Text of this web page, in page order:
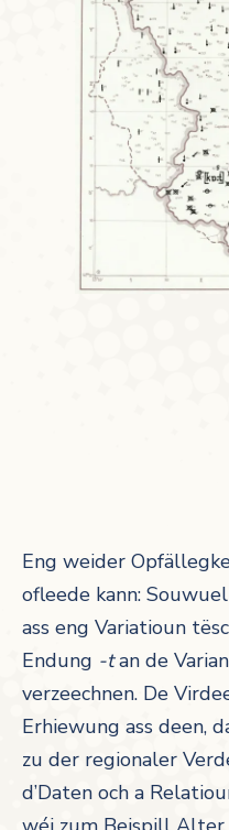
Eng weider
ofleede kann:
ass eng Variatioun
Endung -tan de
verzeechnen. De
Erhiewung ass deen,
zu der regionaler
d’Daten och a